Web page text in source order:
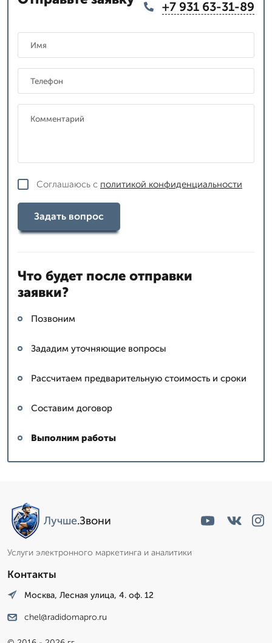
+7 931 63-31-89
Соглашаюсь с политикой конфиденциальности
Задать вопрос
Что будет после отправки
заявки?
Позвоним
Зададим уточняющие вопросы
Рассчитаем предварительную стоимость и сроки
Составим договор
Выполним работы
Лучше.Звони
Услуги электронного маркетинга и аналитики
Контакты
Москва, Лесная улица, 4. оф. 12
chel@radidomapro.ru